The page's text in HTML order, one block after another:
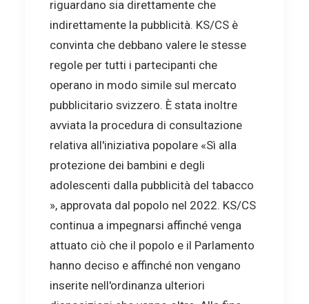
riguardano sia direttamente che
indirettamente la pubblicità. KS/CS è
convinta che debbano valere le stesse
regole per tutti i partecipanti che
operano in modo simile sul mercato
pubblicitario svizzero. È stata inoltre
avviata la procedura di consultazione
relativa all'iniziativa popolare «Sì alla
protezione dei bambini e degli
adolescenti dalla pubblicità del tabacco
», approvata dal popolo nel 2022. KS/CS
continua a impegnarsi affinché venga
attuato ciò che il popolo e il Parlamento
hanno deciso e affinché non vengano
inserite nell'ordinanza ulteriori